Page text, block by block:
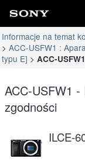
Informacje na temat
ACC-USFW1 :
typu E]
ACC-
ACC-USFW1
zgodności
ILCE-